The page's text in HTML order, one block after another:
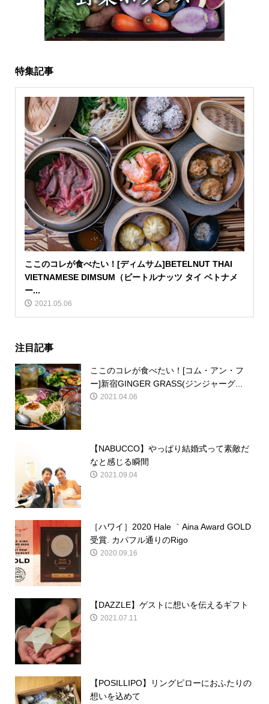
特集記事
ここのコレが食べたい！[ディムサム]BETELNUT THAI
VIETNAMESE DIMSUM（ビートルナッツ タイ ベトナメ
ー...
2021.05.06
注目記事
ここのコレが食べたい！[コム・アン・フ
ー]新宿GINGER GRASS(ジンジャーグ...
2021.04.06
【NABUCCO】やっぱり結婚式って素敵だ
なと感じる瞬間
2021.09.04
［ハワイ］2020 Hale ｀Aina Award GOLD
受賞. カパフル通りのRigo
2020.09.16
【DAZZLE】ゲストに想いを伝えるギフト
2021.07.11
【POSILLIPO】リングピローにおふたりの
想いを込めて